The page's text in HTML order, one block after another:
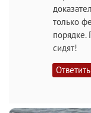
только
порядке.
сидят!
Ответить